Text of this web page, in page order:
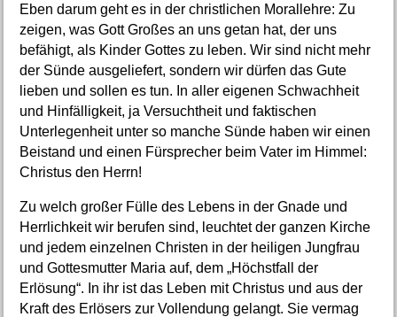
Eben darum geht es in der christlichen Morallehre: Zu
zeigen, was Gott Großes an uns getan hat, der uns
befähigt, als Kinder Gottes zu leben. Wir sind nicht mehr
der Sünde ausgeliefert, sondern wir dürfen das Gute
lieben und sollen es tun. In aller eigenen Schwachheit
und Hinfälligkeit, ja Versuchtheit und faktischen
Unterlegenheit unter so manche Sünde haben wir einen
Beistand und einen Fürsprecher beim Vater im Himmel:
Christus den Herrn!
Zu welch großer Fülle des Lebens in der Gnade und
Herrlichkeit wir berufen sind, leuchtet der ganzen Kirche
und jedem einzelnen Christen in der heiligen Jungfrau
und Gottesmutter Maria auf, dem „Höchstfall der
Erlösung“. In ihr ist das Leben mit Christus und aus der
Kraft des Erlösers zur Vollendung gelangt. Sie vermag